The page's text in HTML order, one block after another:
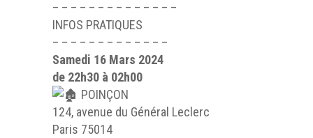
– – – – – – – – – – – – – –
INFOS PRATIQUES
– – – – – – – – – – – – –
Samedi 16 Mars 2024
de 22h30 à 02h00
POINÇON
124, avenue du Général Leclerc
Paris 75014